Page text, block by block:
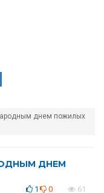
днем пожилых
ДНЕМ
1 0 61